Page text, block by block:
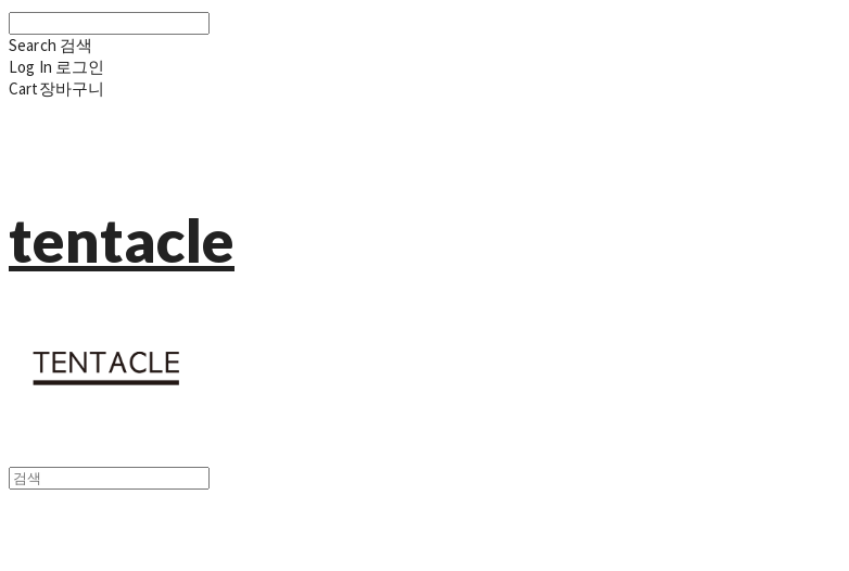
Search 검색
Log In 로그인
Cart장바구니
tentacle